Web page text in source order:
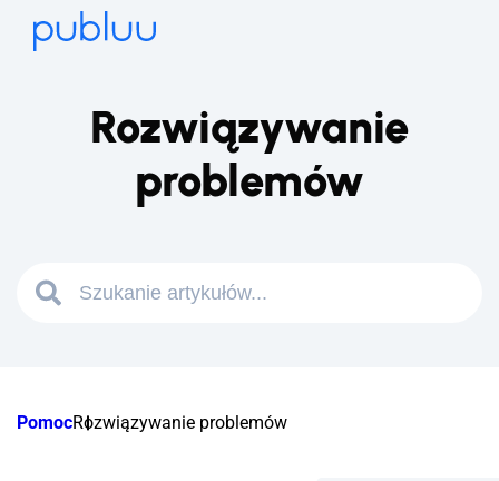
Rozwiązywanie
problemów
PomocRozwiązywanie problemów